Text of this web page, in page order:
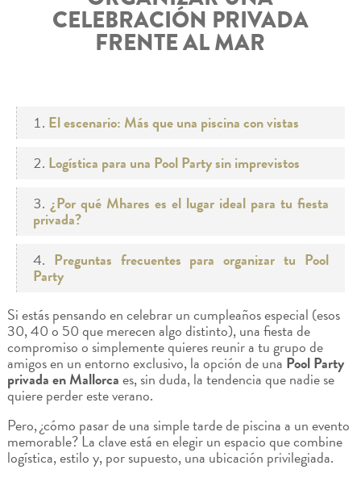
CELEBRACIÓN PRIVADA
FRENTE AL MAR
El escenario: Más que una piscina con vistas
Logística para una Pool Party sin imprevistos
¿Por qué Mhares es el lugar ideal para tu fiesta
privada?
Preguntas frecuentes para organizar tu Pool
Party
Si estás pensando en celebrar un cumpleaños especial (esos
30, 40 o 50 que merecen algo distinto), una fiesta de
compromiso o simplemente quieres reunir a tu grupo de
amigos en un entorno exclusivo, la opción de una Pool Party
privada en Mallorcaes, sin duda, la tendencia que nadie se
quiere perder este verano.
Pero, ¿cómo pasar de una simple tarde de piscina a un evento
memorable? La clave está en elegir un espacio que combine
logística, estilo y, por supuesto, una ubicación privilegiada.